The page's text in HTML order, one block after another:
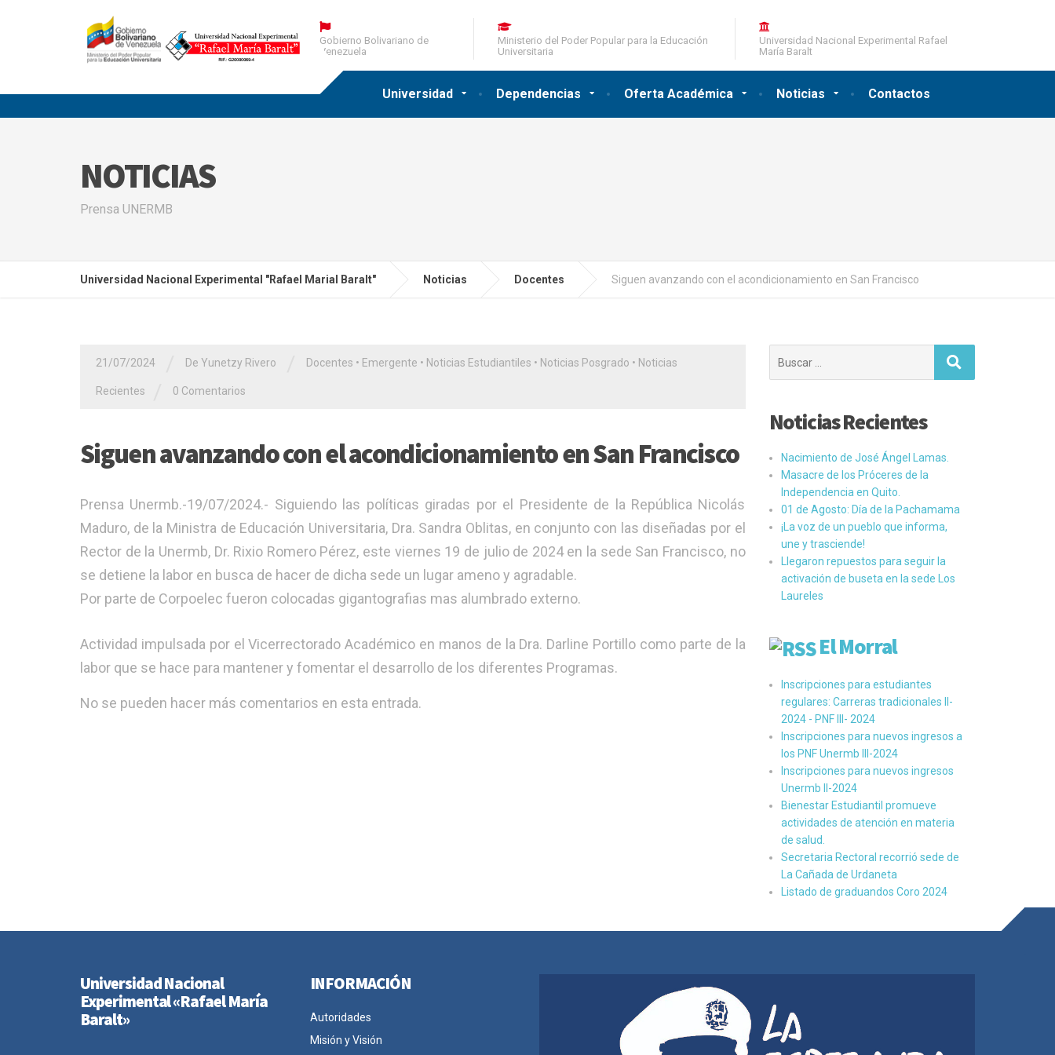
Universidad Dependencias Oferta Académica Noticias Contactos
Gobierno Bolivariano de
Venezuela
Ministerio del Poder Popular para la Educación
Universitaria
Universidad Nacional Experimental Rafael
María Baralt
NOTICIAS
Prensa UNERMB
Universidad Nacional Experimental "Rafael Marial Baralt" Noticias Docentes Siguen avanzando con el acondicionamiento en San Francisco
21/07/2024 De Yunetzy Rivero Docentes • Emergente • Noticias Estudiantiles • Noticias Posgrado • Noticias
Recientes 0 Comentarios
Siguen avanzando con el acondicionamiento en San Francisco
Prensa Unermb.-19/07/2024.- Siguiendo las políticas giradas por el Presidente de la República Nicolás
Maduro, de la Ministra de Educación Universitaria, Dra. Sandra Oblitas, en conjunto con las diseñadas por el
Rector de la Unermb, Dr. Rixio Romero Pérez, este viernes 19 de julio de 2024 en la sede San Francisco, no
se detiene la labor en busca de hacer de dicha sede un lugar ameno y agradable.
Por parte de Corpoelec fueron colocadas gigantografias mas alumbrado externo.
Actividad impulsada por el Vicerrectorado Académico en manos de la Dra. Darline Portillo como parte de la
labor que se hace para mantener y fomentar el desarrollo de los diferentes Programas.
No se pueden hacer más comentarios en esta entrada.
Noticias Recientes
Nacimiento de José Ángel Lamas.
Masacre de los Próceres de la
Independencia en Quito.
01 de Agosto: Día de la Pachamama
¡La voz de un pueblo que informa,
une y trasciende!
Llegaron repuestos para seguir la
activación de buseta en la sede Los
Laureles
El Morral
Inscripciones para estudiantes
regulares: Carreras tradicionales II-
2024 - PNF III- 2024
Inscripciones para nuevos ingresos a
los PNF Unermb III-2024
Inscripciones para nuevos ingresos
Unermb II-2024
Bienestar Estudiantil promueve
actividades de atención en materia
de salud.
Secretaria Rectoral recorrió sede de
La Cañada de Urdaneta
Listado de graduandos Coro 2024
Universidad Nacional
Experimental «Rafael María
Baralt»
INFORMACIÓN
Autoridades
Misión y Visión